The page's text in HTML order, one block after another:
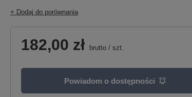
+ Dodaj do porównania
182,00 zł brutto / szt.
Powiadom o dostępności